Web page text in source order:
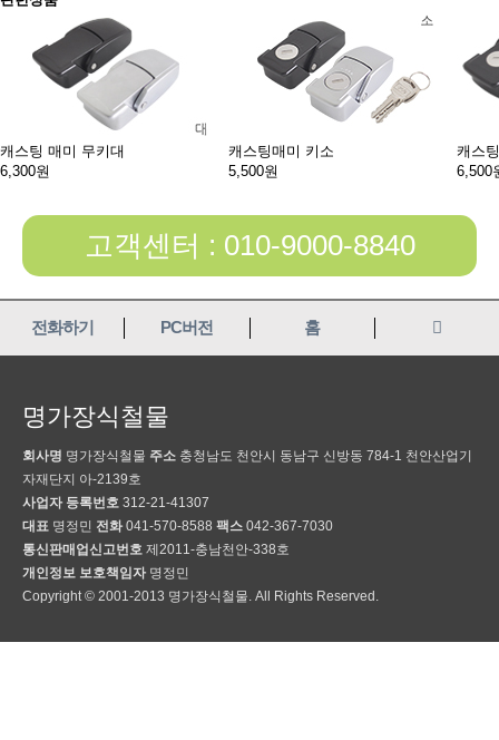
캐스팅 매미 무키대
6,300원
캐스팅매미 키소
5,500원
캐스
6,500
고객센터 : 010-9000-8840
전화하기 PC버전 홈
명가장식철물
회사명 명가장식철물 주소 충청남도 천안시 동남구 신방동 784-1 천안산업기
자재단지 아-2139호
사업자 등록번호 312-21-41307
대표 명정민 전화 041-570-8588 팩스 042-367-7030
통신판매업신고번호 제2011-충남천안-338호
개인정보 보호책임자 명정민
Copyright © 2001-2013 명가장식철물. All Rights Reserved.